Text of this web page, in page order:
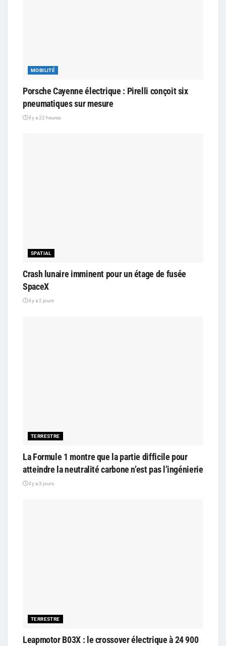
MOBILITÉ
Porsche Cayenne électrique : Pirelli conçoit six
pneumatiques sur mesure
il y a 22 heures
SPATIAL
Crash lunaire imminent pour un étage de fusée
SpaceX
il y a 2 jours
TERRESTRE
La Formule 1 montre que la partie difficile pour
atteindre la neutralité carbone n’est pas l’ingénierie
il y a 3 jours
TERRESTRE
Leapmotor B03X : le crossover électrique à 24 900